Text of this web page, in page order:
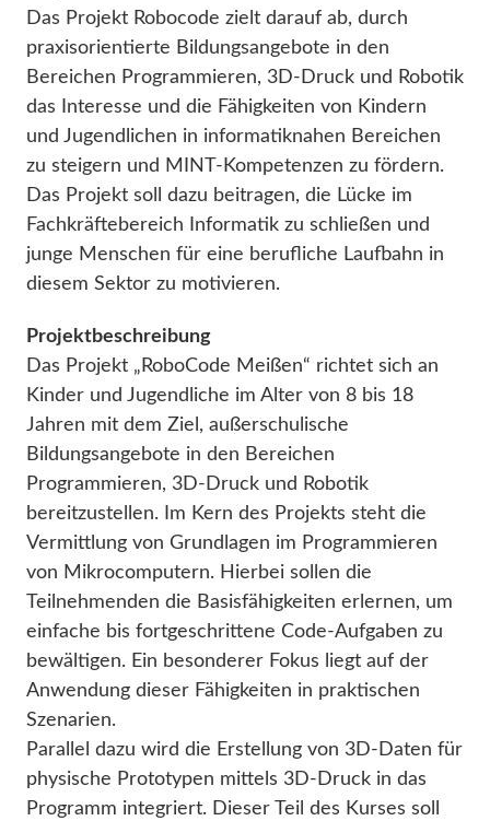
Das Projekt Robocode zielt darauf ab, durch
praxisorientierte Bildungsangebote in den
Bereichen Programmieren, 3D-Druck und Robotik
das Interesse und die Fähigkeiten von Kindern
und Jugendlichen in informatiknahen Bereichen
zu steigern und MINT-Kompetenzen zu fördern.
Das Projekt soll dazu beitragen, die Lücke im
Fachkräftebereich Informatik zu schließen und
junge Menschen für eine berufliche Laufbahn in
diesem Sektor zu motivieren.
Projektbeschreibung
Das Projekt „RoboCode Meißen“ richtet sich an
Kinder und Jugendliche im Alter von 8 bis 18
Jahren mit dem Ziel, außerschulische
Bildungsangebote in den Bereichen
Programmieren, 3D-Druck und Robotik
bereitzustellen. Im Kern des Projekts steht die
Vermittlung von Grundlagen im Programmieren
von Mikrocomputern. Hierbei sollen die
Teilnehmenden die Basisfähigkeiten erlernen, um
einfache bis fortgeschrittene Code-Aufgaben zu
bewältigen. Ein besonderer Fokus liegt auf der
Anwendung dieser Fähigkeiten in praktischen
Szenarien.
Parallel dazu wird die Erstellung von 3D-Daten für
physische Prototypen mittels 3D-Druck in das
Programm integriert. Dieser Teil des Kurses soll